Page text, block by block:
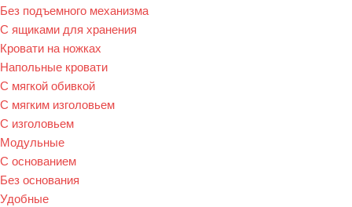
Без подъемного механизма
С ящиками для хранения
Кровати на ножках
Напольные кровати
С мягкой обивкой
С мягким изголовьем
С изголовьем
Модульные
С основанием
Без основания
Удобные